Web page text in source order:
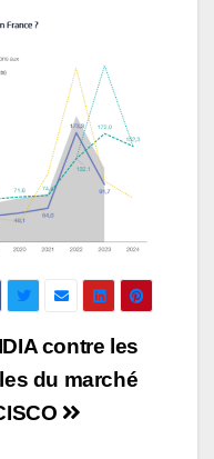
contre les
du marché